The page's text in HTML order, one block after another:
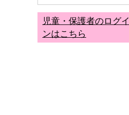
児童・保護者のログイ
ンはこちら